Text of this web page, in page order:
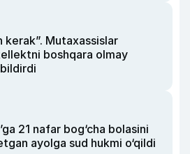
kerak”. Mutaxassislar
boshqara olmay
21 nafar bog‘cha bolasini
ayolga sud hukmi o‘qildi